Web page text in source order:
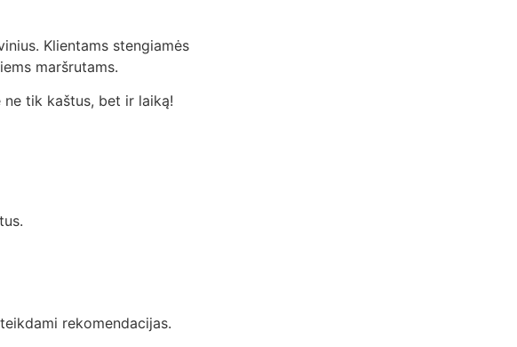
Klientams stengiamės
maršrutams.
tik kaštus, bet ir laiką!
rekomendacijas.